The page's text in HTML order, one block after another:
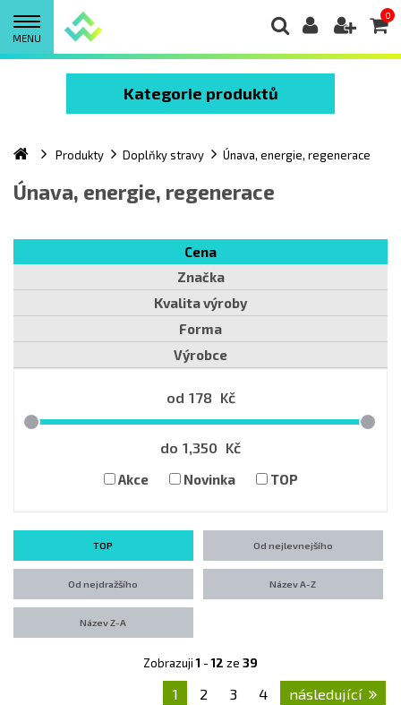
MENU
0
Kategorie produktů
Produkty Doplňky stravy Únava, energie, regenerace
Únava, energie, regenerace
Cena
Značka
Kvalita výroby
Forma
Výrobce
od 178 Kč
do 1,350 Kč
Akce Novinka TOP
TOP Od nejlevnejšího
Od nejdražšího Název A-Z
Název Z-A
Zobrazuji1 -12 ze 39
1 2 3 4 následující